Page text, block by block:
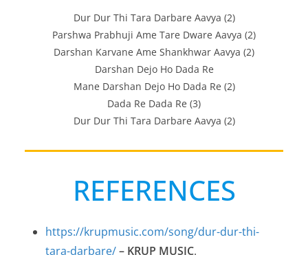
Dur Dur Thi Tara Darbare Aavya (2)
Parshwa Prabhuji Ame Tare Dware Aavya (2)
Darshan Karvane Ame Shankhwar Aavya (2)
Darshan Dejo Ho Dada Re
Mane Darshan Dejo Ho Dada Re (2)
Dada Re Dada Re (3)
Dur Dur Thi Tara Darbare Aavya (2)
REFERENCES
https://krupmusic.com/song/dur-dur-thi-
tara-darbare/– KRUP MUSIC.